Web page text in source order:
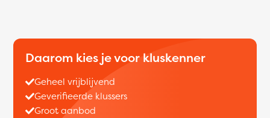
Daarom kies je voor kluskenner
Geheel vrijblijvend
Geverifieerde klussers
Groot aanbod